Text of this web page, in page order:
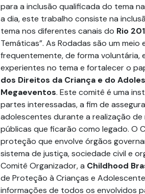
para a inclusão qualificada do tema
a dia, este trabalho consiste na
tema nos diferentes canais do Rio
Temáticas”. As Rodadas são um
frequentemente, de forma
experientes no tema e fortalecer o
dos Direitos da Criança e do
Megaeventos. Este comitê é uma
partes interessadas, a fim de
adolescentes durante a realização
públicas que ficarão como legado. O
proteção que envolve órgãos
sistema de justiça, sociedade civil e
Comitê Organizador, a Childhood
de Proteção à Crianças e
informações de todos os envolvidos